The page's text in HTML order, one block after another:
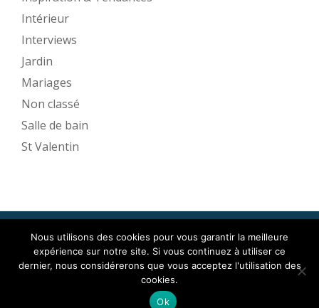
Intérieur
Interviews
Jardin
Mariages
Non classé
Salle de bain
St Valentin
Mise en Espace ©2017
Menu
fièrement propulsé par
Nous utilisons des cookies pour vous garantir la meilleure
expérience sur notre site. Si vous continuez à utiliser ce
dernier, nous considérerons que vous acceptez l'utilisation des
cookies.
Ok